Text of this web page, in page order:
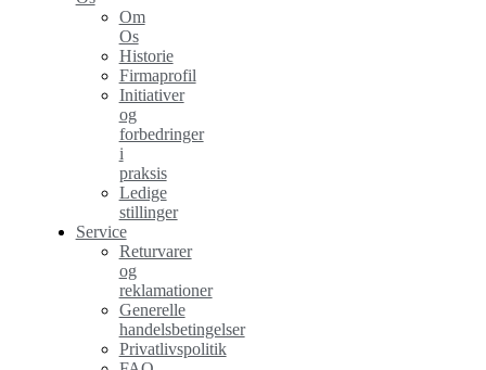
Om
Os
Historie
Firmaprofil
Initiativer
og
forbedringer
i
praksis
Ledige
stillinger
Service
Returvarer
og
reklamationer
Generelle
handelsbetingelser
Privatlivspolitik